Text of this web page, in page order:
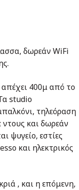
δωρεάν WiFi
400μ από το
studio
τηλεόραση
ντους και δωρεάν
ψυγείο, εστίες
και ηλεκτρικός
, και η επόμενη,